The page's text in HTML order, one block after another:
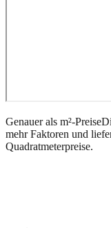
Genauer als m²-Preise
mehr Faktoren und
Quadratmeterpreise.